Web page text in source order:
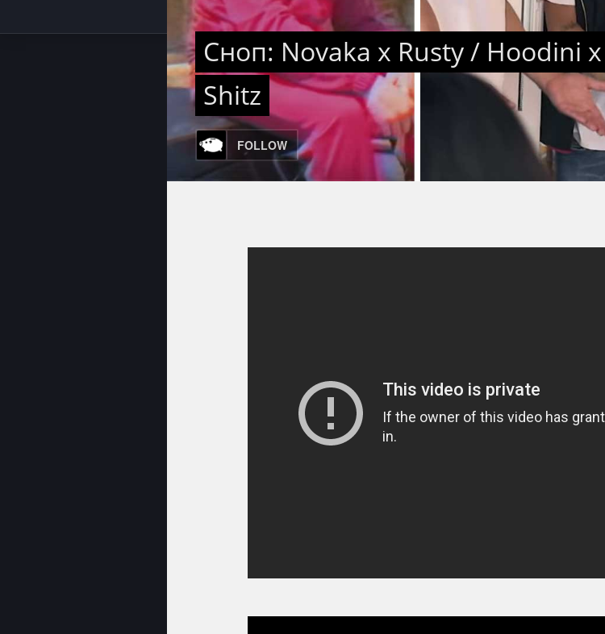
Сноп: Novaka x Rusty / Hoodini
Shitz
FOLLOW